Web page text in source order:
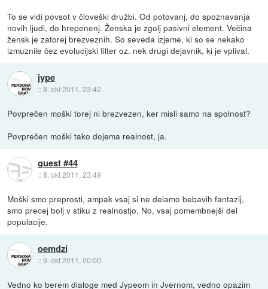
To se vidi povsot v človeški družbi. Od potovanj, do spoznavanja
novih ljudi, do hrepenenj. Ženska je zgolj pasivni element. Večina
žensk je zatorej brezveznih. So seveda izjeme, ki so se nekako
izmuznile čez evolucijski filter oz. nek drugi dejavnik, ki je vplival.
jype
::8. okt 2011, 23:42
Povprečen moški torej ni brezvezen, ker misli samo na spolnost?
Povprečen moški tako dojema realnost, ja.
guest #44
::8. okt 2011, 23:49
Moški smo preprosti, ampak vsaj si ne delamo bebavih fantazij,
smo precej bolj v stiku z realnostjo. No, vsaj pomembnejši del
populacije.
oemdzi
::9. okt 2011, 00:00
Vedno ko berem dialoge med Jypeom in Jvernom, vedno opazim